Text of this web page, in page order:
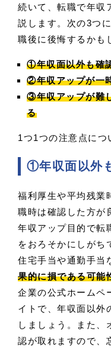
続いて、転職で年収
説します。次の3つ
職後に後悔するかも
①年収面以外も確
②年収アップが一
③年収アップが難
る
1つ1つの注意点につ
①年収面以外
福利厚生や平均残業
職時は確認した方が
年収アップ目的で転
をおろそかにしがち
住宅手当や通勤手当
果的に損である可能
企業の公式ホームペ
イトで、年収面以外
しましょう。また、
認が取れますので、